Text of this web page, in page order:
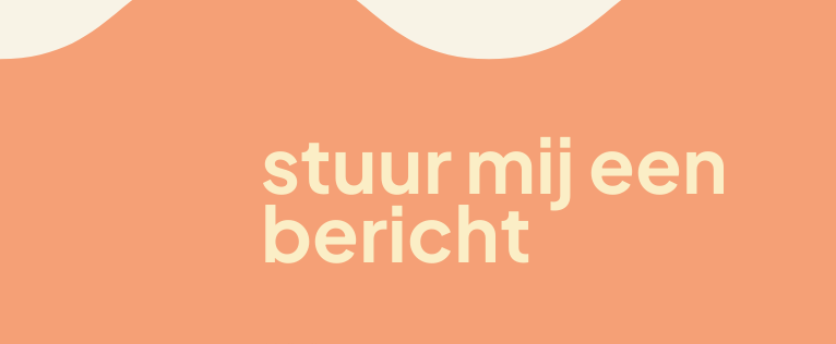
stuur mij een
bericht